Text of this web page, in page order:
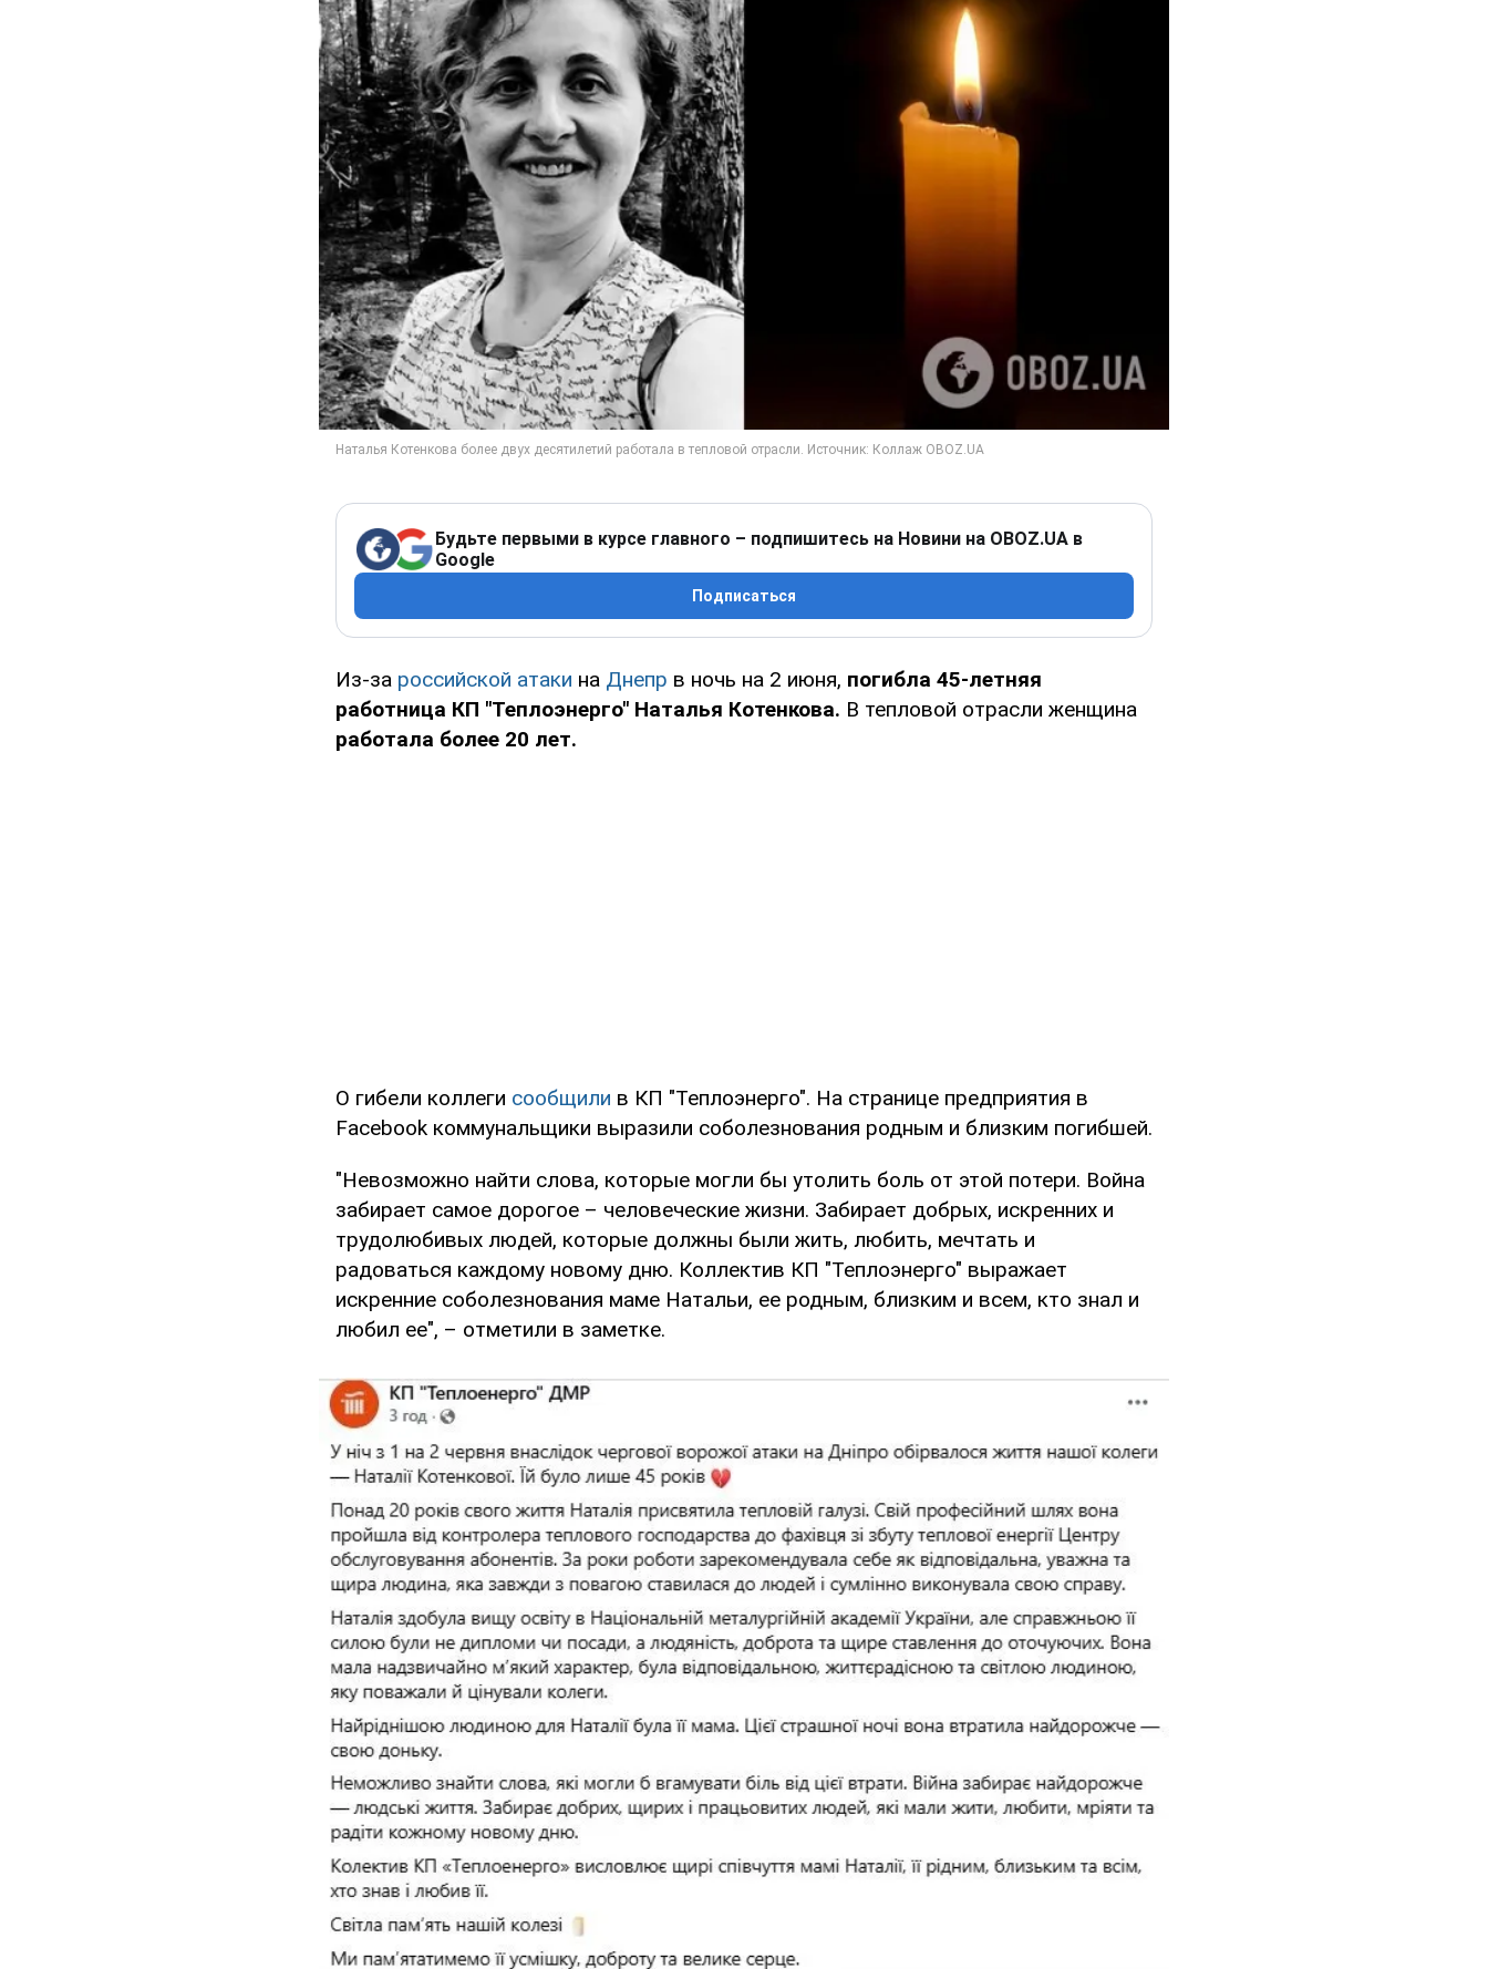
Будьте первыми в курсе главного – подпишитесь на Новини на OBOZ.UA в
Google
Подписаться
Из-за российской атаки на Днепр в ночь на 2 июня, погибла 45-летняя
работница КП "Теплоэнерго" Наталья Котенкова. В тепловой отрасли женщина
работала более 20 лет.
О гибели коллеги сообщили в КП "Теплоэнерго". На странице предприятия в
Facebook коммунальщики выразили соболезнования родным и близким погибшей.
"Невозможно найти слова, которые могли бы утолить боль от этой потери. Война
забирает самое дорогое – человеческие жизни. Забирает добрых, искренних и
трудолюбивых людей, которые должны были жить, любить, мечтать и
радоваться каждому новому дню. Коллектив КП "Теплоэнерго" выражает
искренние соболезнования маме Натальи, ее родным, близким и всем, кто знал и
любил ее", – отметили в заметке.